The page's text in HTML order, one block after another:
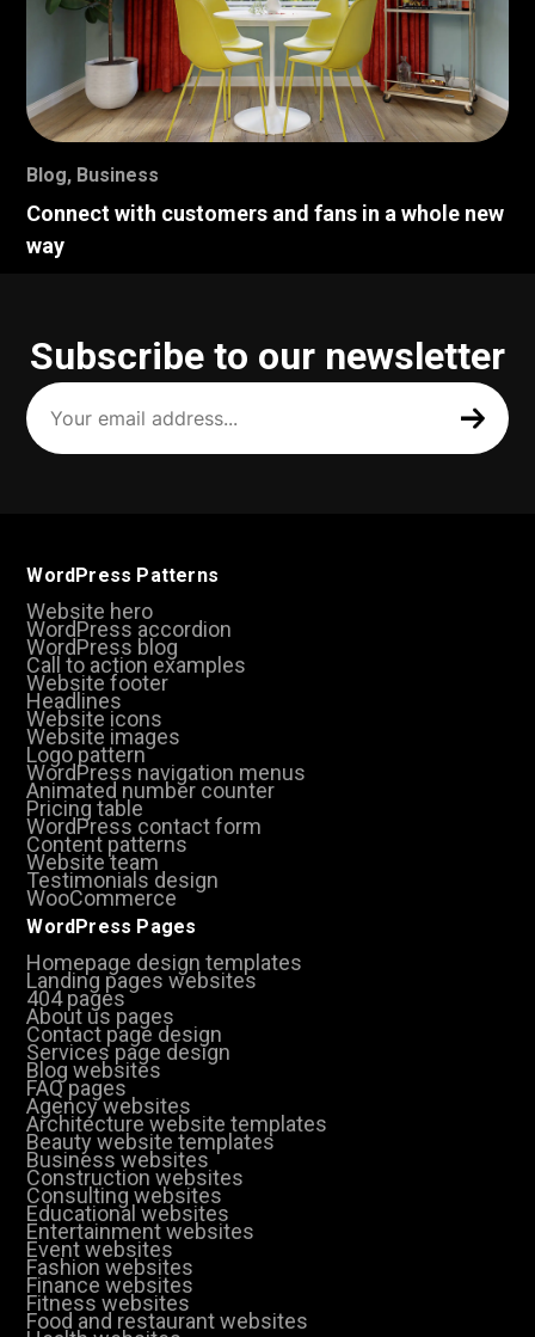
Blog, Business
Connect with customers and fans in a whole new
way
Subscribe to our newsletter
Your
email
address
(Required)
WordPress Patterns
Website hero
WordPress accordion
WordPress blog
Call to action examples
Website footer
Headlines
Website icons
Website images
Logo pattern
WordPress navigation menus
Animated number counter
Pricing table
WordPress contact form
Content patterns
Website team
Testimonials design
WooCommerce
WordPress Pages
Homepage design templates
Landing pages websites
404 pages
About us pages
Contact page design
Services page design
Blog websites
FAQ pages
Agency websites
Architecture website templates
Beauty website templates
Business websites
Construction websites
Consulting websites
Educational websites
Entertainment websites
Event websites
Fashion websites
Finance websites
Fitness websites
Food and restaurant websites